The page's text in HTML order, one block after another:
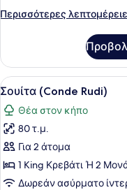
de
Περισσότερες
Περισσότερες
(Maria
Luisa
de
Προβολή
όλων
των
φωτογραφιών
για
Σουίτα
(Conde
5
Σουίτα (Conde Rudi)
Θέα στον κήπο
80 τ.μ.
Για 2 άτομα
1 King Κρεβάτι Ή 2
Δωρεάν ασύρματο